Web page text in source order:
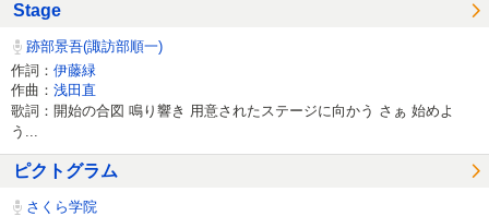
Stage
跡部景吾(諏訪部順一)
作詞： 伊藤緑
作曲： 浅田直
歌詞：開始の合図 鳴り響き 用意されたステージに向かう さぁ 始めよ
う...
ピクトグラム
さくら学院